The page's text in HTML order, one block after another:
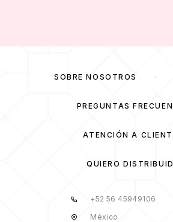
SOBRE NOSOTROS
PREGUNTAS
ATENCIÓN A
QUIERO
+52 56 45949106
México